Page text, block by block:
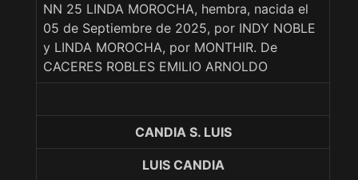
NN 25 LINDA MOROCHA, hembra, nacida el
05 de Septiembre de 2025, por INDY NOBLE
y LINDA MOROCHA, por MONTHIR. De
CACERES ROBLES EMILIO ARNOLDO
CANDIA S. LUIS
LUIS CANDIA